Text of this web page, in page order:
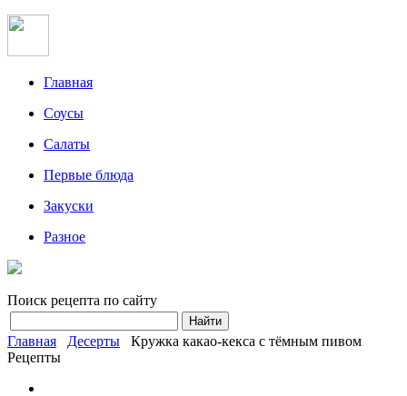
Главная
Соусы
Салаты
Первые блюда
Закуски
Разное
Поиск рецепта по сайту
Главная Десерты
Кружка какао-кекса с тёмным пивом
Рецепты